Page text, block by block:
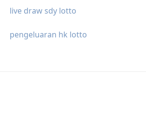
live draw sdy lotto
pengeluaran hk lotto